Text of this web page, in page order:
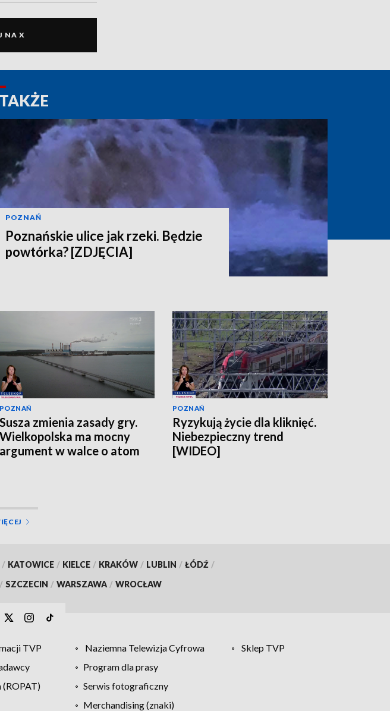
NA X
POZNAŃ
Poznańskie ulice jak rzeki. Będzie
powtórka? [ZDJĘCIA]
POZNAŃ
Susza zmienia zasady gry.
Wielkopolska ma mocny
argument w walce o atom
POZNAŃ
Ryzykują życie dla kliknięć.
Niebezpieczny trend
[WIDEO]
/ KATOWICE / KIELCE / KRAKÓW / LUBLIN / ŁÓDŹ /
/ SZCZECIN / WARSZAWA / WROCŁAW
TVP Naziemna Telewizja Cyfrowa
Sklep TVP
Program dla prasy
(ROPAT)
Serwis fotograficzny
Merchandising (znaki)